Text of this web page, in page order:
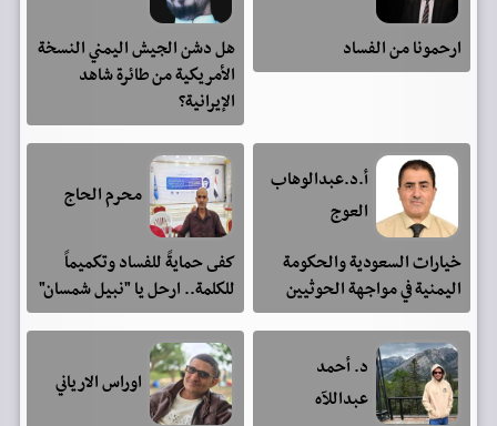
ارحمونا من الفساد
هل دشن الجيش اليمني النسخة
الأمريكية من طائرة شاهد
الإيرانية؟
أ.د.عبدالوهاب
العوج
خيارات السعودية والحكومة
اليمنية في مواجهة الحوثيين
محرم الحاج
كفى حمايةً للفساد وتكميماً
للكلمة.. ارحل يا "نبيل شمسان"
د. أحمد
عبداللآه
اوراس الارياني